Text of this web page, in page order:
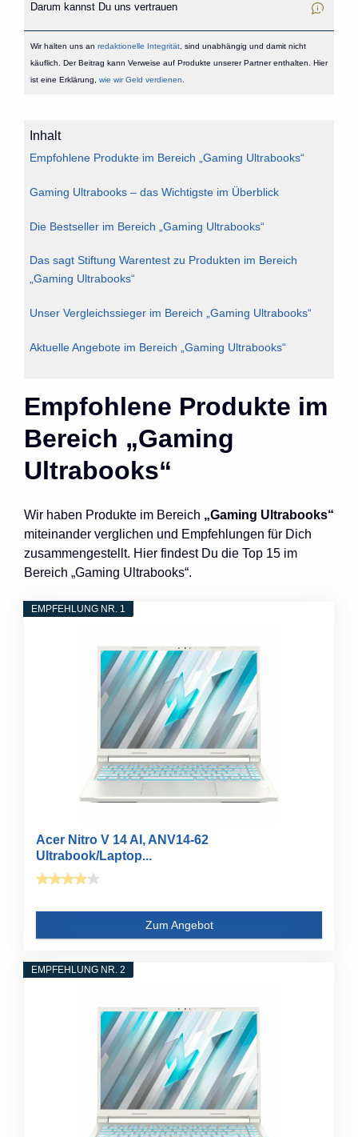
Darum kannst Du uns vertrauen
Wir halten uns an redaktionelle Integrität, sind unabhängig und damit nicht
käuflich. Der Beitrag kann Verweise auf Produkte unserer Partner enthalten. Hier
ist eine Erklärung, wie wir Geld verdienen
Inhalt
Empfohlene Produkte im Bereich „Gaming Ultrabooks“
Gaming Ultrabooks – das Wichtigste im Überblick
Die Bestseller im Bereich „Gaming Ultrabooks“
Das sagt Stiftung Warentest zu Produkten im Bereich
„Gaming Ultrabooks“
Unser Vergleichssieger im Bereich „Gaming Ultrabooks“
Aktuelle Angebote im Bereich „Gaming Ultrabooks“
Empfohlene Produkte im
Bereich „Gaming
Ultrabooks“
Wir haben Produkte im Bereich „Gaming Ultrabooks“
miteinander verglichen und Empfehlungen für Dich
zusammengestellt. Hier findest Du die Top 15 im
Bereich „Gaming Ultrabooks“.
EMPFEHLUNG NR. 1
Acer Nitro V 14 AI, ANV14-62
Ultrabook/Laptop...
Zum Angebot
EMPFEHLUNG NR. 2